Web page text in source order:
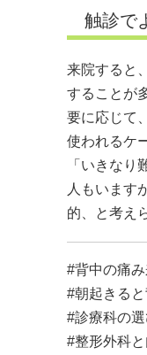
触診で
来院すると
することが
要に応じて
使われるケ
「いきなり
人もいます
的、と考え
#背中の痛
#朝起きる
#診療科の
#整形外科